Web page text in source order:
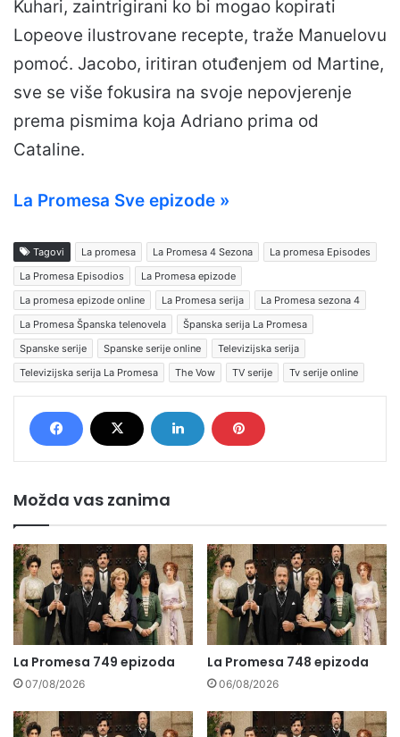
Kuhari, zaintrigirani ko bi mogao kopirati
Lopeove ilustrovane recepte, traže Manuelovu
pomoć. Jacobo, iritiran otuđenjem od Martine,
sve se više fokusira na svoje nepovjerenje
prema pismima koja Adriano prima od
Cataline.
La Promesa Sve epizode »
Tagovi La promesa La Promesa 4 Sezona
La promesa Episodes
La Promesa Episodios
La Promesa epizode
La promesa epizode online
La Promesa serija
La Promesa sezona 4
La Promesa Španska telenovela
Španska serija La Promesa
Spanske serije
Spanske serije online
Televizijska serija
Televizijska serija La Promesa
The Vow TV serije Tv serije online
Možda vas zanima
La Promesa 749 epizoda
07/08/2026
La Promesa 748 epizoda
06/08/2026